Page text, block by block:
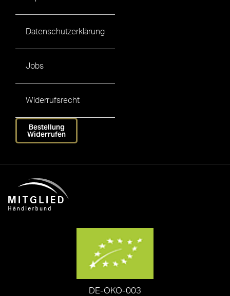
Datenschutzerklärung
Jobs
Widerrufsrecht
Bestellung
Widerrufen
DE-ÖKO-003